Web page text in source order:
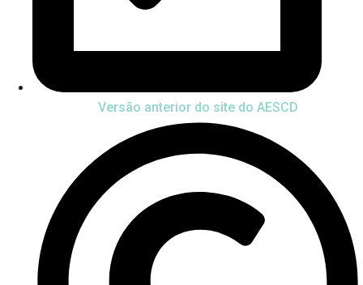
Versão anterior do site do AESCD